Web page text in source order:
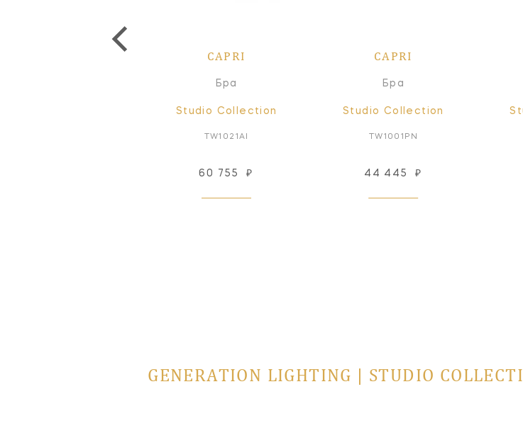
CAPRI
Бра
Studio Collection
TW1021AI
60 755 ₽
CAPRI
Бра
Studio Collection
TW1001PN
44 445 ₽
GENERATION LIGHTING | STUDIO